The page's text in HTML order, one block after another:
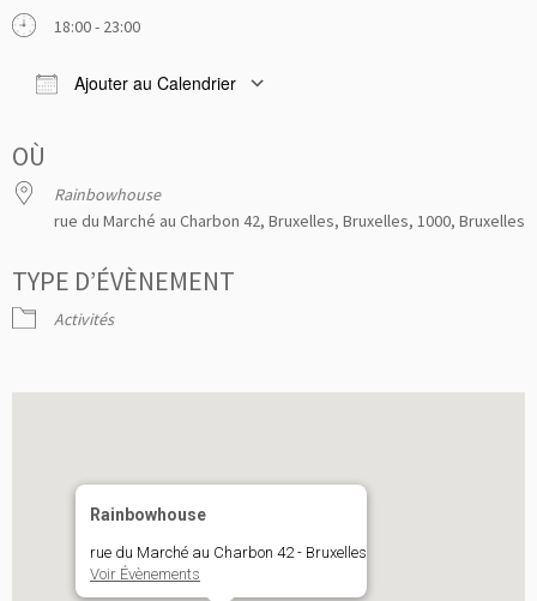
18:00 - 23:00
Ajouter au Calendrier
OÙ
Rainbowhouse
rue du Marché au Charbon 42, Bruxelles, Bruxelles, 1000, Bruxelles
TYPE D’ÉVÈNEMENT
Activités
Rainbowhouse
rue du Marché au Charbon 42 - Bruxelles
Voir Évènements